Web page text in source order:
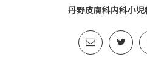
丹野皮膚科内科小